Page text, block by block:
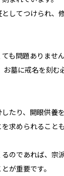
してつけられ、
も問題ありません
お墓に戒名を刻む
たり、開眼供養
求められること
のであれば、宗
が重要です。